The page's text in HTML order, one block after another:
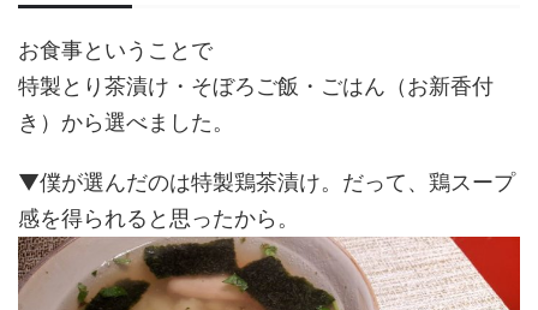
お食事ということで
特製とり茶漬け・そぼろご飯・ごはん（お新香付
き）から選べました。
▼僕が選んだのは特製鶏茶漬け。だって、鶏スープ
感を得られると思ったから。